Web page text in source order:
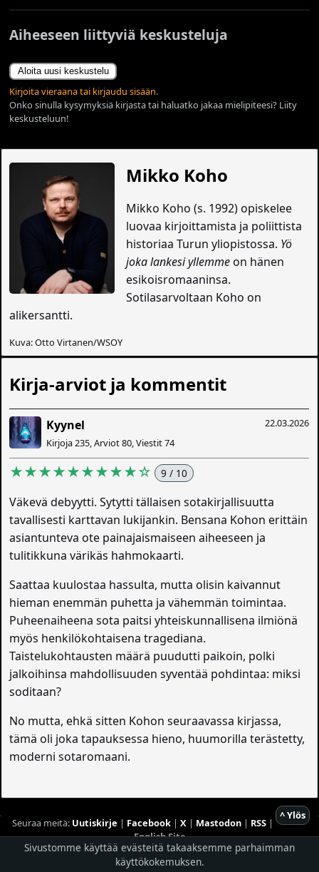
Aiheeseen liittyviä keskusteluja
Aloita uusi keskustelu
Kirjoita vieraana tai kirjaudu sisään.
Onko sinulla kysymyksiä kirjasta tai haluatko jakaa mielipiteesi? Liity
keskusteluun!
Mikko Koho
Mikko Koho (s. 1992) opiskelee
luovaa kirjoittamista ja poliittista
historiaa Turun yliopistossa. Yö
joka lankesi yllemmeon hänen
esikoisromaaninsa.
Sotilasarvoltaan Koho on
alikersantti.
Kuva: Otto Virtanen/WSOY
Kirja-arviot ja kommentit
22.03.2026
Kyynel
Kirjoja 235, Arviot 80, Viestit 74
★★★★★★★★★☆ 9 / 10
Väkevä debyytti. Sytytti tällaisen sotakirjallisuutta
tavallisesti karttavan lukijankin. Bensana Kohon erittäin
asiantunteva ote painajaismaiseen aiheeseen ja
tulitikkuna värikäs hahmokaarti.
Saattaa kuulostaa hassulta, mutta olisin kaivannut
hieman enemmän puhetta ja vähemmän toimintaa.
Puheenaiheena sota paitsi yhteiskunnallisena ilmiönä
myös henkilökohtaisena tragediana.
Taistelukohtausten määrä puudutti paikoin, polki
jalkoihinsa mahdollisuuden syventää pohdintaa: miksi
soditaan?
No mutta, ehkä sitten Kohon seuraavassa kirjassa,
tämä oli joka tapauksessa hieno, huumorilla terästetty,
moderni sotaromaani.
^ Ylös
Seuraa meitä: Uutiskirje | Facebook| X | Mastodon| RSS|
English Site
Hostingpalvelun tarjoaaPlaneetta Internet Oy
Sivustomme käyttää evästeitä takaaksemme parhaimman
käyttökokemuksen.